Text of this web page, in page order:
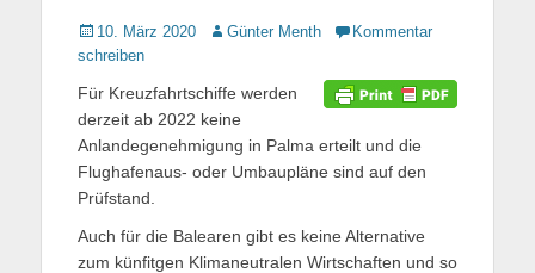
Gepostet
am
10. März 2020 AutorGünter Menth
Kommentar
schreiben
Für Kreuzfahrtschiffe werden
derzeit ab 2022 keine
Anlandegenehmigung in Palma erteilt und die
Flughafenaus- oder Umbaupläne sind auf den
Prüfstand.
Auch für die Balearen gibt es keine Alternative
zum künfitgen Klimaneutralen Wirtschaften und so